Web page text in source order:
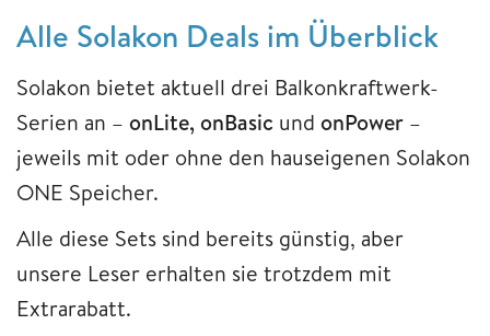
Alle Solakon Deals im Überblick
Solakon bietet aktuell drei Balkonkraftwerk-
Serien an – onLite, onBasic und onPower –
jeweils mit oder ohne den hauseigenen Solakon
ONE Speicher.
Alle diese Sets sind bereits günstig, aber
unsere Leser erhalten sie trotzdem mit
Extrarabatt.